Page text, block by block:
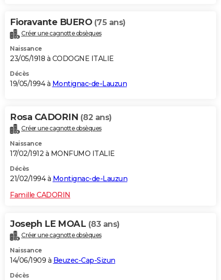
Fioravante BUERO (75 ans)
Créer une cagnotte obsèques
Naissance
23/05/1918 à CODOGNE ITALIE
Décès
19/05/1994 à Montignac-de-Lauzun
Rosa CADORIN (82 ans)
Créer une cagnotte obsèques
Naissance
17/02/1912 à MONFUMO ITALIE
Décès
21/02/1994 à Montignac-de-Lauzun
Famille CADORIN
Joseph LE MOAL (83 ans)
Créer une cagnotte obsèques
Naissance
14/06/1909 à Beuzec-Cap-Sizun
Décès